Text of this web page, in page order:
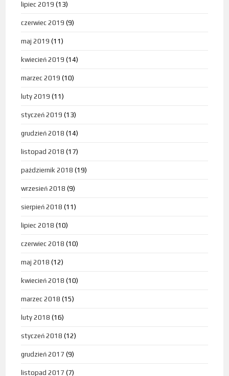
lipiec 2019 (13)
czerwiec 2019 (9)
maj 2019 (11)
kwiecień 2019 (14)
marzec 2019 (10)
luty 2019 (11)
styczeń 2019 (13)
grudzień 2018 (14)
listopad 2018 (17)
październik 2018 (19)
wrzesień 2018 (9)
sierpień 2018 (11)
lipiec 2018 (10)
czerwiec 2018 (10)
maj 2018 (12)
kwiecień 2018 (10)
marzec 2018 (15)
luty 2018 (16)
styczeń 2018 (12)
grudzień 2017 (9)
listopad 2017 (7)